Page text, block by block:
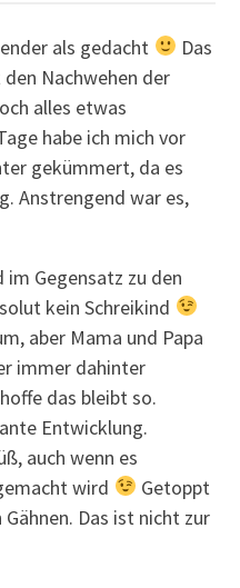
als gedacht
Das
Nachwehen der
alles etwas
habe ich mich vor
gekümmert, da es
Anstrengend war es,
Gegensatz zu den
kein Schreikind
aber Mama und Papa
immer dahinter
das bleibt so.
Entwicklung.
auch wenn es
wird
Getoppt
Das ist nicht zur